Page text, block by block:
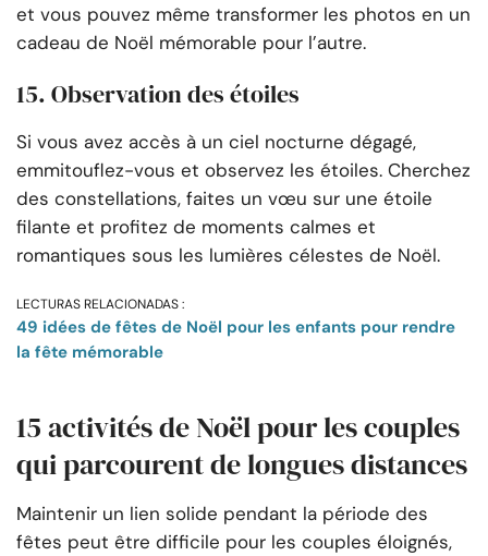
et vous pouvez même transformer les photos en un
cadeau de Noël mémorable pour l’autre.
15. Observation des étoiles
Si vous avez accès à un ciel nocturne dégagé,
emmitouflez-vous et observez les étoiles. Cherchez
des constellations, faites un vœu sur une étoile
filante et profitez de moments calmes et
romantiques sous les lumières célestes de Noël.
LECTURAS RELACIONADAS :
49 idées de fêtes de Noël pour les enfants pour rendre
la fête mémorable
15 activités de Noël pour les couples
qui parcourent de longues distances
Maintenir un lien solide pendant la période des
fêtes peut être difficile pour les couples éloignés,